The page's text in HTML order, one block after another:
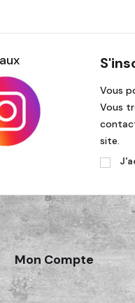
Vous
Vous
site.
Mon Compte